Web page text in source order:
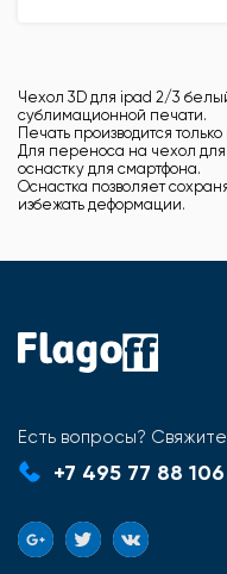
Чехол 3D для ipad 2/3
сублимационной печати.
Печать производится
Для переноса на чехол для
оснастку для смартфона.
Оснастка позволяет
избежать деформации.
Есть вопросы?
+7 495 77 88 106